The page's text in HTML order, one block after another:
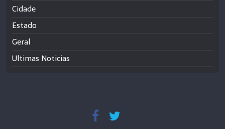
Cidade
Estado
Geral
Ultimas Noticias